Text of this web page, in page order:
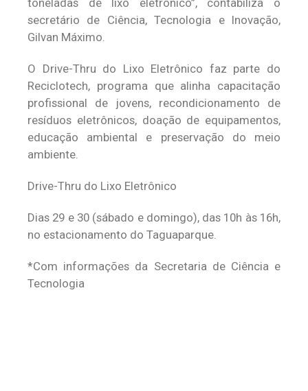
toneladas de lixo eletrônico”, contabiliza o
secretário de Ciência, Tecnologia e Inovação,
Gilvan Máximo.
O Drive-Thru do Lixo Eletrônico faz parte do
Reciclotech, programa que alinha capacitação
profissional de jovens, recondicionamento de
resíduos eletrônicos, doação de equipamentos,
educação ambiental e preservação do meio
ambiente.
Drive-Thru do Lixo Eletrônico
Dias 29 e 30 (sábado e domingo), das 10h às 16h,
no estacionamento do Taguaparque.
*Com informações da Secretaria de Ciência e
Tecnologia